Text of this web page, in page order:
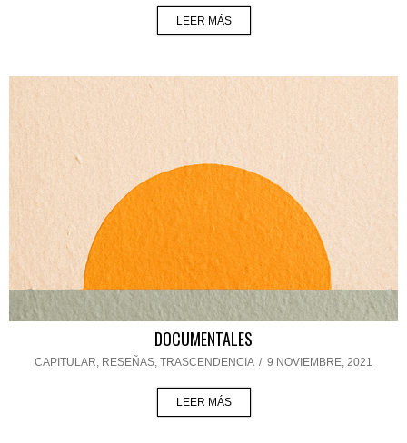
LEER MÁS
DOCUMENTALES
CAPITULAR, RESEÑAS, TRASCENDENCIA / 9 NOVIEMBRE, 2021
LEER MÁS